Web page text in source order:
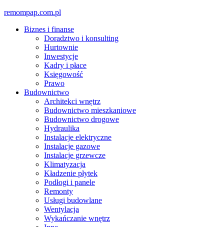
Skip
content
remompap.com.pl
Biznes i finanse
Doradztwo i konsulting
Hurtownie
Inwestycje
Kadry i płace
Księgowość
Prawo
Budownictwo
Architekci wnętrz
Budownictwo mieszkaniowe
Budownictwo drogowe
Hydraulika
Instalacje elektryczne
Instalacje gazowe
Instalacje grzewcze
Klimatyzacja
Kładzenie płytek
Podłogi i panele
Remonty
Usługi budowlane
Wentylacja
Wykańczanie wnętrz